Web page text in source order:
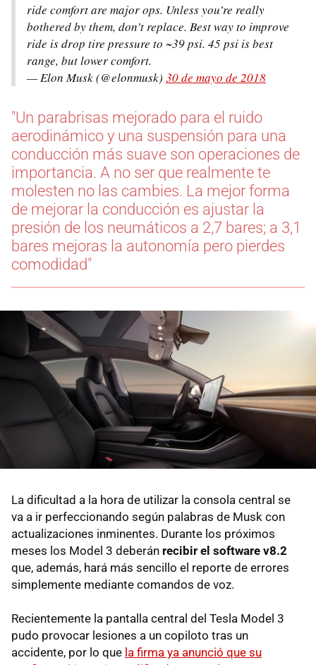
ride comfort are major ops. Unless you’re really
bothered by them, don’t replace. Best way to improve
ride is drop tire pressure to ~39 psi. 45 psi is best
range, but lower comfort.
— Elon Musk (@elonmusk) 30 de mayo de 2018
"Un parabrisas mejorado para el ruido
aerodinámico y una suspensión para una
conducción más suave son operaciones de
importancia. A no ser que realmente te
molesten no las cambies. La mejor forma
de mejorar la conducción es ajustar la
presión de los neumáticos a 2,7 bares; a 3,1
bares mejoras la autonomía pero pierdes
comodidad"
La dificultad a la hora de utilizar la consola central se
va a ir perfeccionando según palabras de Musk con
actualizaciones inminentes. Durante los próximos
meses los Model 3 deberán recibir el software v8.2
que, además, hará más sencillo el reporte de errores
simplemente mediante comandos de voz.
Recientemente la pantalla central del Tesla Model 3
pudo provocar lesiones a un copiloto tras un
accidente, por lo que la firma ya anunció que su